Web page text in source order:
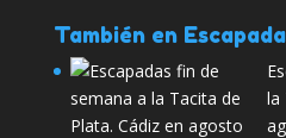
También en
la